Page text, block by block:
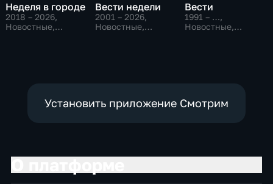
Неделя в городе
2018 – 2026,
Новостные,
Вести недели
2001 – 2026,
Новостные,
Вести
1991 – …,
Новостные,
Установить приложение Смотрим